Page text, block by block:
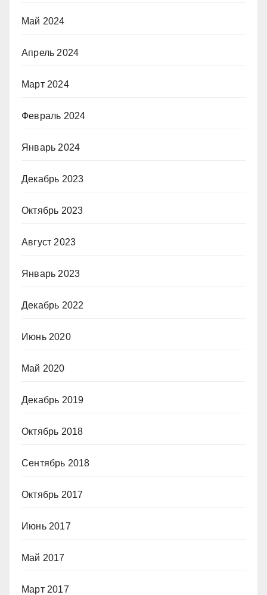
Май 2024
Апрель 2024
Март 2024
Февраль 2024
Январь 2024
Декабрь 2023
Октябрь 2023
Август 2023
Январь 2023
Декабрь 2022
Июнь 2020
Май 2020
Декабрь 2019
Октябрь 2018
Сентябрь 2018
Октябрь 2017
Июнь 2017
Май 2017
Март 2017